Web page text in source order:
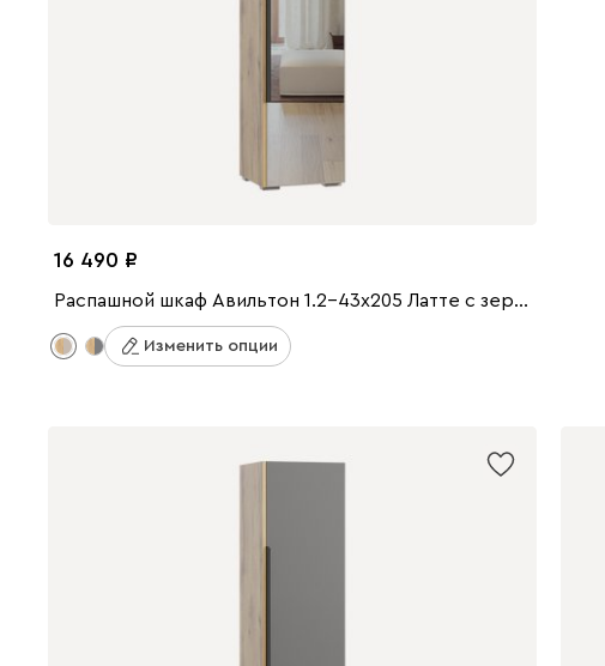
16 490
Распашной шкаф Авильтон 1.2-43x205 Латте с зеркалом
Изменить опции